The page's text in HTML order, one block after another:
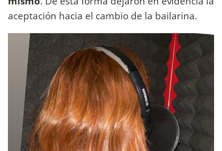
aceptación hacia el cambio de la bailarina.